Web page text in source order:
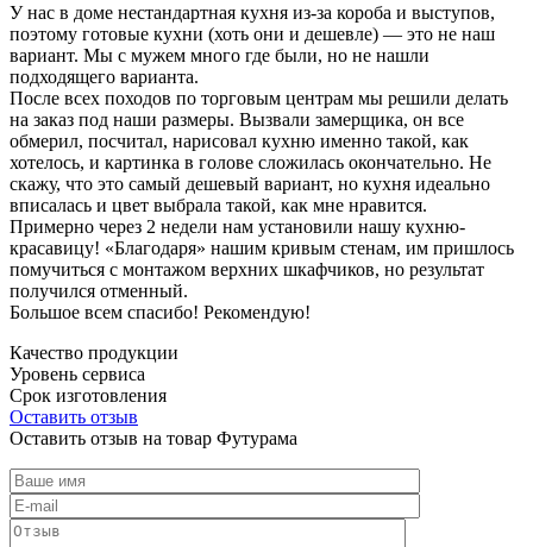
У нас в доме нестандартная кухня из-за короба и выступов,
поэтому готовые кухни (хоть они и дешевле) — это не наш
вариант. Мы с мужем много где были, но не нашли
подходящего варианта.
После всех походов по торговым центрам мы решили делать
на заказ под наши размеры. Вызвали замерщика, он все
обмерил, посчитал, нарисовал кухню именно такой, как
хотелось, и картинка в голове сложилась окончательно. Не
скажу, что это самый дешевый вариант, но кухня идеально
вписалась и цвет выбрала такой, как мне нравится.
Примерно через 2 недели нам установили нашу кухню-
красавицу! «Благодаря» нашим кривым стенам, им пришлось
помучиться с монтажом верхних шкафчиков, но результат
получился отменный.
Большое всем спасибо! Рекомендую!
Качество продукции
Уровень сервиса
Срок изготовления
Оставить отзыв
Оставить отзыв на товар Футурама